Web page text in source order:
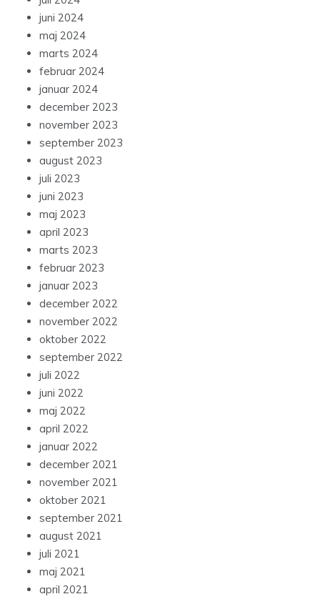
juni 2024
maj 2024
marts 2024
februar 2024
januar 2024
december 2023
november 2023
september 2023
august 2023
juli 2023
juni 2023
maj 2023
april 2023
marts 2023
februar 2023
januar 2023
december 2022
november 2022
oktober 2022
september 2022
juli 2022
juni 2022
maj 2022
april 2022
januar 2022
december 2021
november 2021
oktober 2021
september 2021
august 2021
juli 2021
maj 2021
april 2021